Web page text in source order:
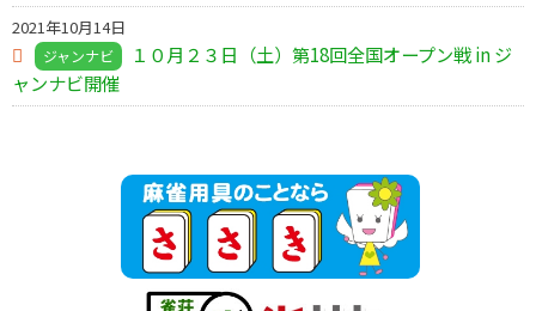
2021年10月14日
ジャンナビ
１０月２３日（土）第18回全国オープン戦 in ジ
ャンナビ開催